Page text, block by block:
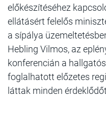
előkészítéséhez
ellátásért felelős
a sípálya
Hebling Vilmos, az
konferencián a
foglalhatott előzetes
láttak minden